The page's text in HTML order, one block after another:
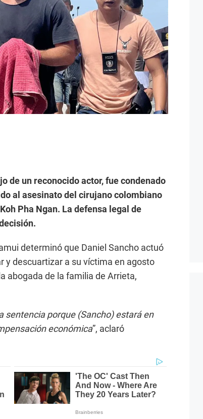
de un reconocido actor, fue condenado
al asesinato del cirujano colombiano
Pha Ngan. La defensa legal de
determinó que Daniel Sancho actuó
y descuartizar a su víctima en agosto
abogada de la familia de Arrieta,
sentencia porque (Sancho) estará en
económica”, aclaró